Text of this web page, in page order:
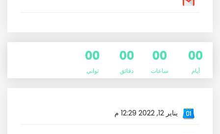
00
أيام
00
ساعات
00
دقائق
00
ثواني
يناير 12, 2022 12:29 م